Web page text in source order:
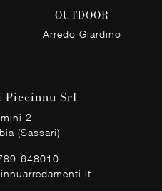
OUTDOOR
Arredo Giardino
Piccinnu Srl
2
(Sassari)
648010